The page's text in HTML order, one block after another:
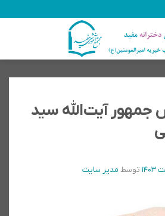
آیت‌الله سید
توسط مدیر سایت